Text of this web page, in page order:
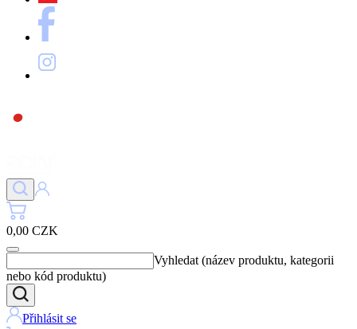
0,00 CZK
Vyhledat (název produktu, kategorii
nebo kód produktu)
Přihlásit se